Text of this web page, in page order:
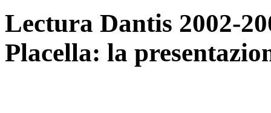
Lectura Dantis 2002-
Placella: la